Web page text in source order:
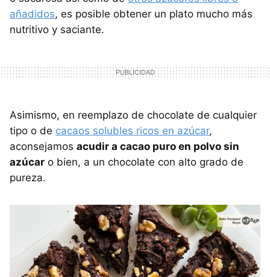
añadidos, es posible obtener un plato mucho más
nutritivo y saciante.
Asimismo, en reemplazo de chocolate de cualquier
tipo o de cacaos solubles ricos en azúcar,
aconsejamos acudir a cacao puro en polvo sin
azúcar o bien, a un chocolate con alto grado de
pureza.